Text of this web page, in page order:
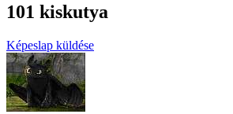
101 kiskutya
Képeslap küldése